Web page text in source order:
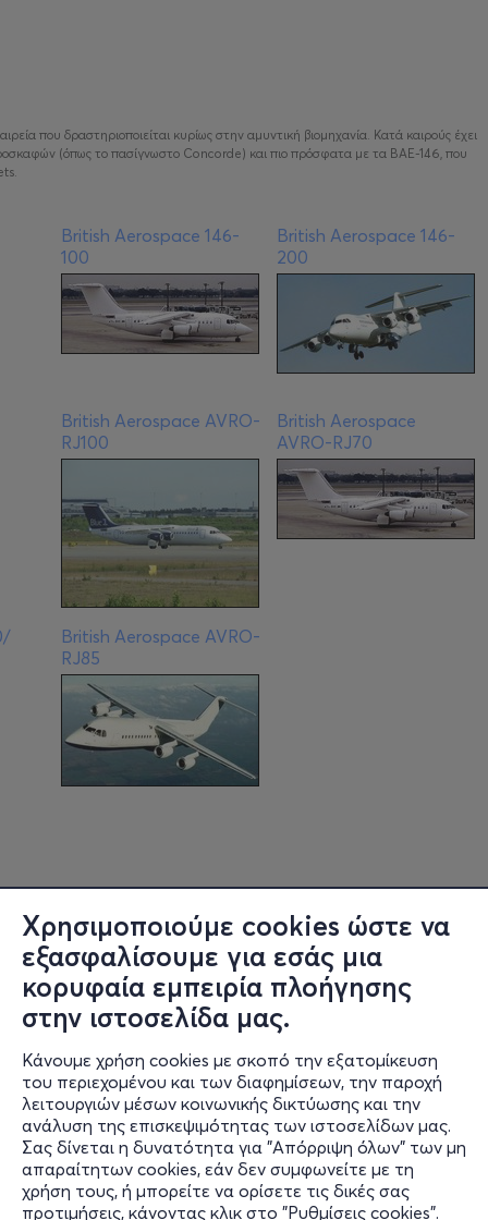
Χρησιμοποιούμε cookies ώστε να
εξασφαλίσουμε για εσάς μια
κορυφαία εμπειρία πλοήγησης
στην ιστοσελίδα μας.
Κάνουμε χρήση cookies με σκοπό την εξατομίκευση
του περιεχομένου και των διαφημίσεων, την παροχή
λειτουργιών μέσων κοινωνικής δικτύωσης και την
ανάλυση της επισκεψιμότητας των ιστοσελίδων μας.
Σας δίνεται η δυνατότητα για "Απόρριψη όλων" των μη
απαραίτητων cookies, εάν δεν συμφωνείτε με τη
χρήση τους, ή μπορείτε να ορίσετε τις δικές σας
προτιμήσεις, κάνοντας κλικ στο "Ρυθμίσεις cookies".
που δραστηριοποιείται κυρίως στην αμυντική βιομηχανία. Κατά καιρούς έχει
(όπως το πασίγνωστο Concorde) και πιο πρόσφατα με τα BAE-146, που
British Aerospace 146-
100
British Aerospace 146-
200
British Aerospace AVRO-
RJ100
British Aerospace
AVRO-RJ70
British Aerospace AVRO-
RJ85
Πληροφορίες
Υποστήριξη
Stay Connected